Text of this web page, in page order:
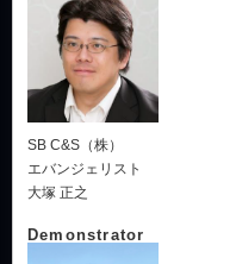
SB C&S（株）
エバンジェリスト
大塚 正之
Demonstrator